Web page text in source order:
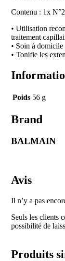
Contenu : 1x
• Utilisation
traitement
• Soin à domicile
• Tonifie les
Poids 56 g
Brand
BALMAIN
Avis
Il n’y a pas
Seuls les clients
possibilité de
Produits